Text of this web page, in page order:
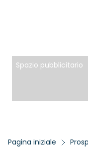
Spazio pubblicitario
Pagina iniziale